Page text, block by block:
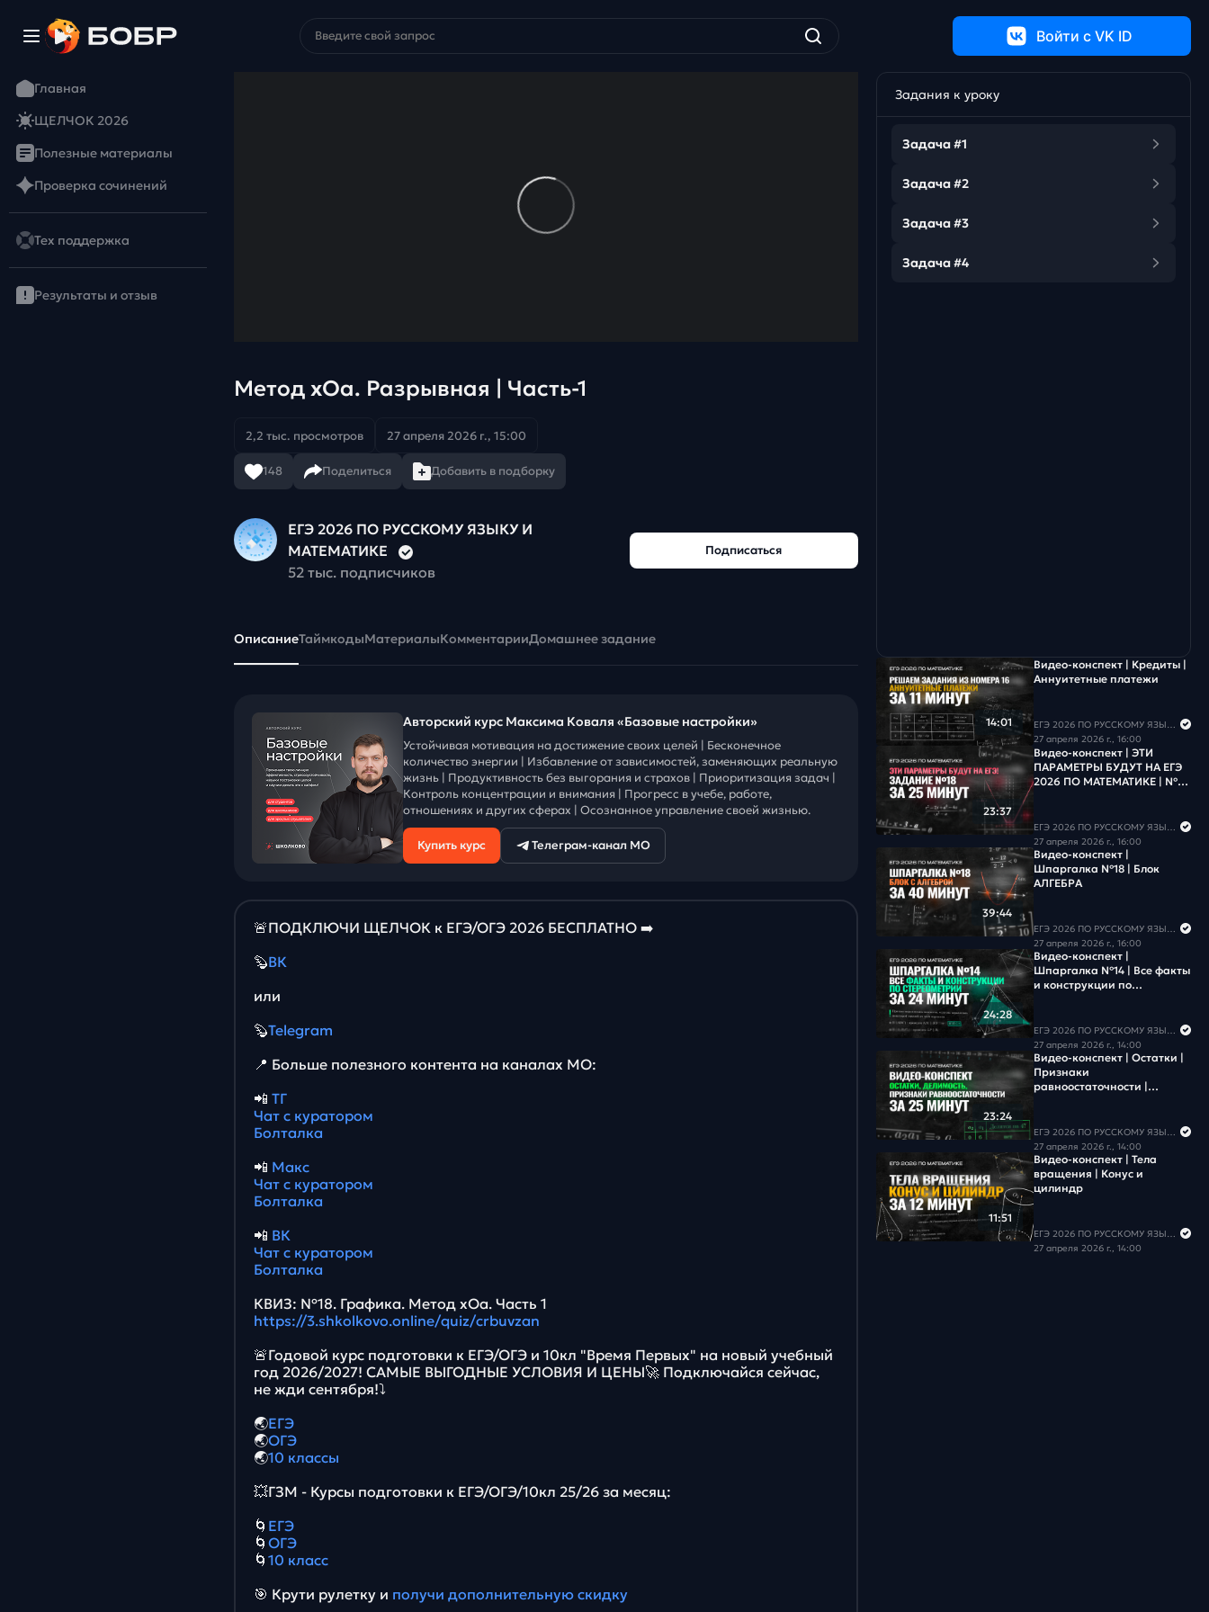
Войти c VK ID
Главная
ЩЕЛЧОК 2026
Полезные материалы
Проверка сочинений
Тех поддержка
Результаты и отзыв
Метод xOa. Разрывная | Часть-1
2,2 тыс. просмотров 27 апреля 2026 г., 15:00
148 Поделиться Добавить в подборку
ЕГЭ 2026 ПО РУССКОМУ ЯЗЫКУ И
МАТЕМАТИКЕ
52 тыс. подписчиков
Подписаться
ОписаниеТаймкодыМатериалыКомментарииДомашнее задание
Авторский курс Максима Коваля «Базовые настройки»
Устойчивая мотивация на достижение своих целей | Бесконечное
количество энергии | Избавление от зависимостей, заменяющих реальную
жизнь | Продуктивность без выгорания и страхов | Приоритизация задач |
Контроль концентрации и внимания | Прогресс в учебе, работе,
отношениях и других сферах | Осознанное управление своей жизнью.
Купить курс Телеграм-канал МО
🚨ПОДКЛЮЧИ ЩЕЛЧОК к ЕГЭ/ОГЭ 2026 БЕСПЛАТНО ➡️
🦫ВК
или
🦫Telegram
📍 Больше полезного контента на каналах МО:
📲 ТГ
Чат с куратором
Болталка
📲 Макс
Чат с куратором
Болталка
📲 ВК
Чат с куратором
Болталка
КВИЗ: №18. Графика. Метод xOa. Часть 1
https://3.shkolkovo.online/quiz/crbuvzan
🚨Годовой курс подготовки к ЕГЭ/ОГЭ и 10кл "Время Первых" на новый учебный
год 2026/2027! САМЫЕ ВЫГОДНЫЕ УСЛОВИЯ И ЦЕНЫ🚀 Подключайся сейчас,
не жди сентября!⤵️
🌏ЕГЭ
🌏ОГЭ
🌏10 классы
💥ГЗМ - Курсы подготовки к ЕГЭ/ОГЭ/10кл 25/26 за месяц:
🌀 ЕГЭ
🌀 ОГЭ
🌀 10 класс
🎯 Крути рулетку и получи дополнительную скидку
Задания к уроку
Задача #1
Задача #2
Задача #3
Задача #4
14:01
Видео-конспект | Кредиты |
Аннуитетные платежи
ЕГЭ 2026 ПО РУССКОМУ ЯЗЫКУ И МАТЕМАТИКЕ
27 апреля 2026 г., 16:00
23:37
Видео-конспект | ЭТИ
ПАРАМЕТРЫ БУДУТ НА ЕГЭ
2026 ПО МАТЕМАТИКЕ | №18
ЕГЭ 2026 ПО РУССКОМУ ЯЗЫКУ И МАТЕМАТИКЕ
27 апреля 2026 г., 16:00
39:44
Видео-конспект |
Шпаргалка №18 | Блок
АЛГЕБРА
ЕГЭ 2026 ПО РУССКОМУ ЯЗЫКУ И МАТЕМАТИКЕ
27 апреля 2026 г., 16:00
24:28
Видео-конспект |
Шпаргалка №14 | Все факты
и конструкции по
ЕГЭ 2026 ПО РУССКОМУ ЯЗЫКУ И МАТЕМАТИКЕ
27 апреля 2026 г., 14:00
23:24
Видео-конспект | Остатки |
Признаки
равноостаточности |
ЕГЭ 2026 ПО РУССКОМУ ЯЗЫКУ И МАТЕМАТИКЕ
27 апреля 2026 г., 14:00
11:51
Видео-конспект | Тела
вращения | Конус и
цилиндр
ЕГЭ 2026 ПО РУССКОМУ ЯЗЫКУ И МАТЕМАТИКЕ
27 апреля 2026 г., 14:00